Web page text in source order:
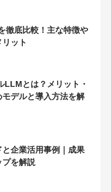
徹底比較！主な特徴や
ット
LLMとは？メリット・
デルと導入方法を解
企業活用事例｜成果
プを解説